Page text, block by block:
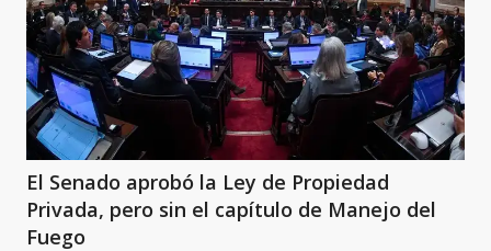
El Senado aprobó la Ley de Propiedad
Privada, pero sin el capítulo de Manejo del
Fuego